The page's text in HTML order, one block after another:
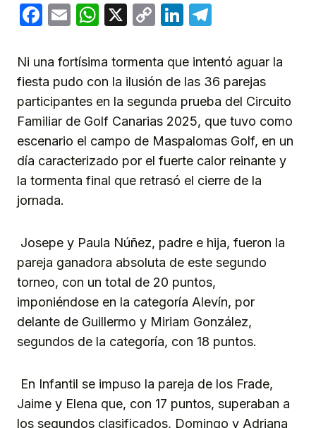
Facebook
EmailWhatsApp
X
CopyLinkedIn
Ni una fortísima tormenta que intentó aguar la
fiesta pudo con la ilusión de las 36 parejas
participantes en la segunda prueba del Circuito
Familiar de Golf Canarias 2025, que tuvo como
escenario el campo de Maspalomas Golf, en un
día caracterizado por el fuerte calor reinante y
la tormenta final que retrasó el cierre de la
jornada.
Josepe y Paula Núñez, padre e hija, fueron la
pareja ganadora absoluta de este segundo
torneo, con un total de 20 puntos,
imponiéndose en la categoría Alevín, por
delante de Guillermo y Miriam González,
segundos de la categoría, con 18 puntos.
En Infantil se impuso la pareja de los Frade,
Jaime y Elena que, con 17 puntos, superaban a
los segundos clasificados, Domingo y Adriana